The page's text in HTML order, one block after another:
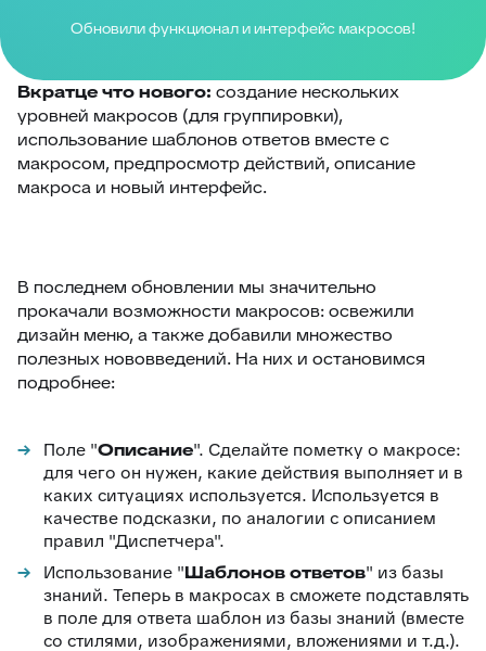
Обновили функционал и интерфейс макросов!
Вкратце что нового: создание нескольких
уровней макросов (для группировки),
использование шаблонов ответов вместе с
макросом, предпросмотр действий, описание
макроса и новый интерфейс.
В последнем обновлении мы значительно
прокачали возможности макросов: освежили
дизайн меню, а также добавили множество
полезных нововведений. На них и остановимся
подробнее:
Поле "Описание". Сделайте пометку о макросе:
для чего он нужен, какие действия выполняет и в
каких ситуациях используется. Используется в
качестве подсказки, по аналогии с описанием
правил "Диспетчера".
Использование "Шаблонов ответов" из базы
знаний. Теперь в макросах в сможете подставлять
в поле для ответа шаблон из базы знаний (вместе
со стилями, изображениями, вложениями и т.д.).